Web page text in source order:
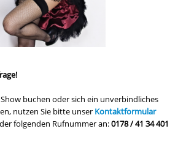
buchen oder sich ein unverbindliches
nutzen Sie bitte unser Kontaktformular
folgenden Rufnummer an:0178 / 41 34 401